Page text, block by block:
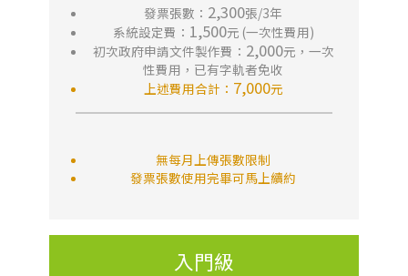
發票張數： 2,300張/3年
系統設定費： 1,500元 (一次性費用)
初次政府申請文件製作費： 2,000元，一次
性費用，已有字軌者免收
上述費用合計： 7,000元
無每月上傳張數限制
發票張數使用完畢可馬上續約
入門級